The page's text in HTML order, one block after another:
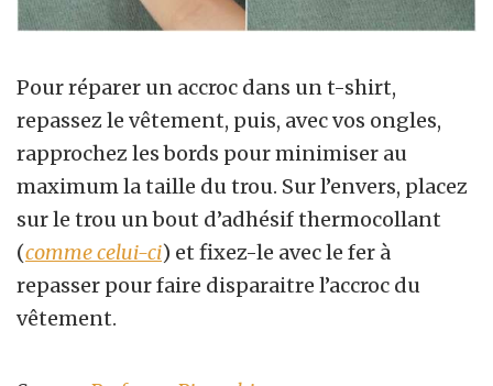
Pour réparer un accroc dans un t-shirt,
repassez le vêtement, puis, avec vos ongles,
rapprochez les bords pour minimiser au
maximum la taille du trou. Sur l’envers, placez
sur le trou un bout d’adhésif thermocollant
(comme celui-ci) et fixez-le avec le fer à
repasser pour faire disparaitre l’accroc du
vêtement.